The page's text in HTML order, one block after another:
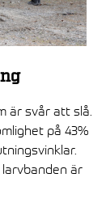
är svår att slå.
på 43%
larvbanden är